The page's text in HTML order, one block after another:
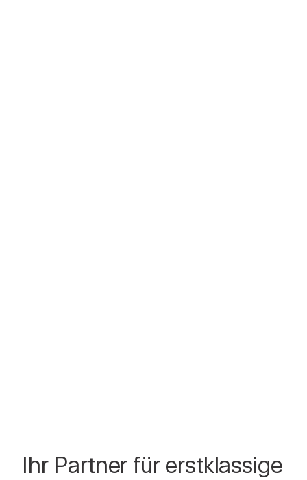
Ihr Partner für erstklassige